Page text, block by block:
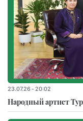
23.07.26 - 20:02
Народный артист